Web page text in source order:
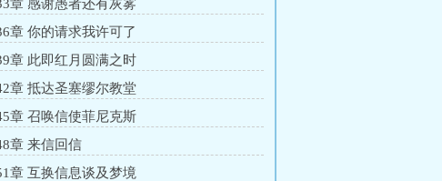
章 感谢愚者还有灰雾
章 你的请求我许可了
章 此即红月圆满之时
章 抵达圣塞缪尔教堂
章 召唤信使菲尼克斯
章 来信回信
章 互换信息谈及梦境